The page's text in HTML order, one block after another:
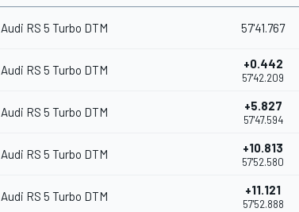
Audi RS 5 Turbo DTM 57'41.767
Audi RS 5 Turbo DTM +0.442
57'42.209
Audi RS 5 Turbo DTM +5.827
57'47.594
Audi RS 5 Turbo DTM +10.813
57'52.580
Audi RS 5 Turbo DTM +11.121
57'52.888